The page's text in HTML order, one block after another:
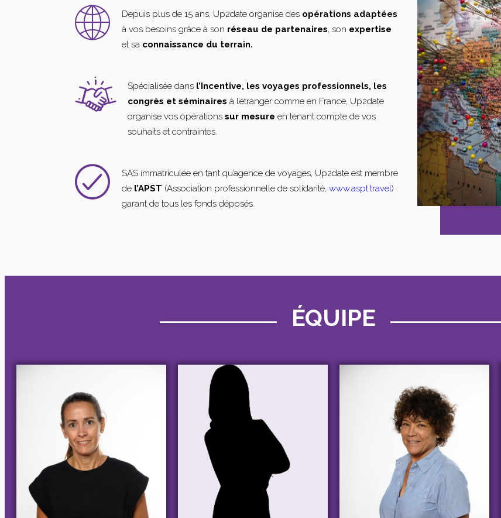
Depuis plus de 15 ans, Up2date organise des opérations adaptées
à vos besoins grâce à son réseau de partenaires, son expertise
et sa connaissance du terrain.
Spécialisée dans l’Incentive, les voyages professionnels, les
congrès et séminaires à l’étranger comme en France, Up2date
organise vos opérations sur mesure en tenant compte de vos
souhaits et contraintes.
SAS immatriculée en tant qu’agence de voyages, Up2date est membre
de l’APST (Association professionnelle de solidarité, www.aspt.travel) :
garant de tous les fonds déposés.
ÉQUIPE